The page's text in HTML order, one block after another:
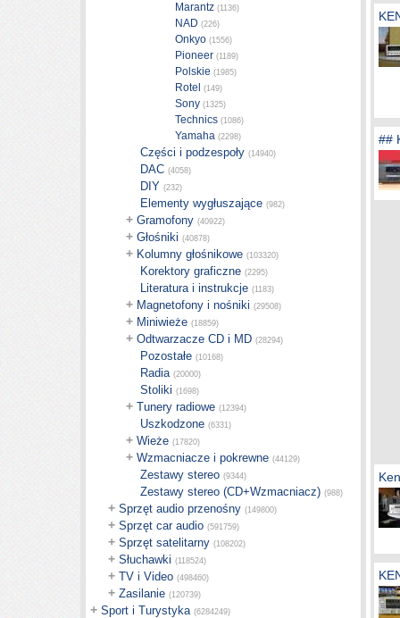
Marantz (1136)
NAD (226)
Onkyo (1556)
Pioneer (1189)
Polskie (1985)
Rotel (149)
Sony (1325)
Technics (1086)
Yamaha (2298)
Części i podzespoły (14940)
DAC (4058)
DIY (232)
Elementy wygłuszające (982)
+ Gramofony (40922)
+ Głośniki (40878)
+ Kolumny głośnikowe (103320)
Korektory graficzne (2295)
Literatura i instrukcje (1183)
+ Magnetofony i nośniki (29508)
+ Miniwieże (18859)
+ Odtwarzacze CD i MD (28294)
Pozostałe (10168)
Radia (20000)
Stoliki (1698)
+ Tunery radiowe (12394)
Uszkodzone (6331)
+ Wieże (17820)
+ Wzmacniacze i pokrewne (44129)
Zestawy stereo (9344)
Zestawy stereo (CD+Wzmacniacz) (988)
+ Sprzęt audio przenośny (149800)
+ Sprzęt car audio (591759)
+ Sprzęt satelitarny (108202)
+ Słuchawki (118524)
+ TV i Video (498460)
+ Zasilanie (120739)
+ Sport i Turystyka (6284249)
##